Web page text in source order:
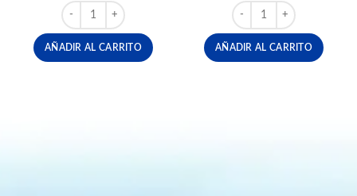
CHOCOLATE TRESOR X 90 GR cantidad
AÑADIR AL CARRITO
HUEVO KINDER JOY
AÑADIR AL CARRITO